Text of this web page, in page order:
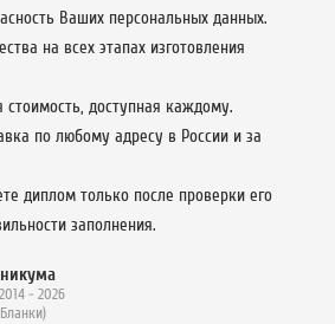
Ваших персональных данных.
на всех этапах изготовления
стоимость, доступная каждому.
по любому адресу в России и за
диплом только после проверки его
заполнения.
- 2026